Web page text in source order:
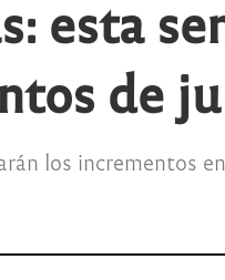
esta
de
los incrementos